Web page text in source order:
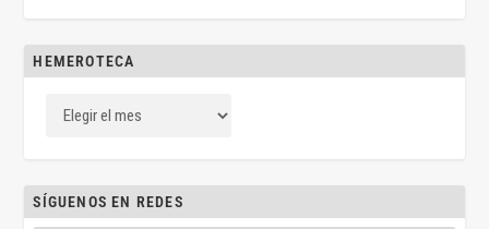
HEMEROTECA
SÍGUENOS EN REDES